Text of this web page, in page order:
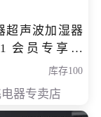
超声波加湿器
会员专享价
库存100
器专卖店